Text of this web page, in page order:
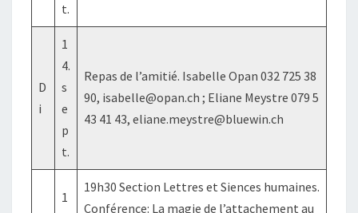
t.
D
i
1
4.
s
e
p
t.
Repas de l’amitié. Isabelle Opan 032 725 38
90, isabelle@opan.ch ; Eliane Meystre 079 5
43 41 43, eliane.meystre@bluewin.ch
1
19h30 Section Lettres et Siences humaines.
Conférence: La magie de l’attachement au